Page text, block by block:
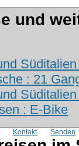
und
: 21
: E-Bike
Kontakt Senden